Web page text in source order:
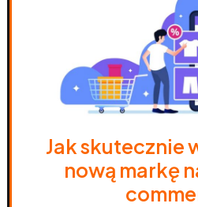
Jak skutecznie
nową markę